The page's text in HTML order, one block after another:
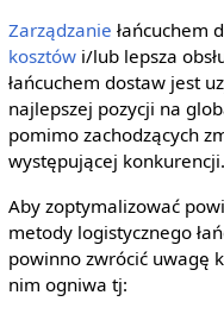
Zarządzanie łańcuchem
kosztówi/lub lepsza
łańcuchem dostaw jest
najlepszej pozycji na
pomimo zachodzących
występującej konkurencji.
Aby zoptymalizować
metody logistycznego
powinno zwrócić uwagę
nim ogniwa tj: